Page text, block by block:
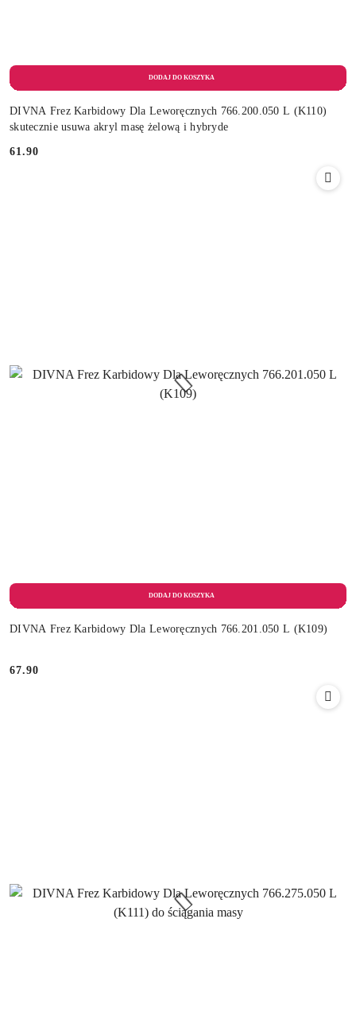
DIVNA Frez Karbidowy Dla Leworęcznych 766.200.050 L (K110)
skutecznie usuwa akryl masę żelową i hybryde
Cena:
61.90
DIVNA Frez Karbidowy Dla Leworęcznych 766.201.050 L (K109)
Cena:
67.90